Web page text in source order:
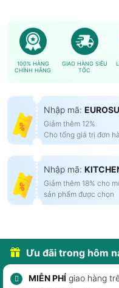
100% HÀNG
CHÍNH HÃNG
GIAO HÀNG SIÊU
TỐC
Nhập mã:
Giảm thêm 12%
Cho tổng giá trị đơn
Nhập mã:
Giảm thêm 18% cho
sản phẩm được chọn
Ưu đãi trong hôm
MIỄN PHÍ giao hàng